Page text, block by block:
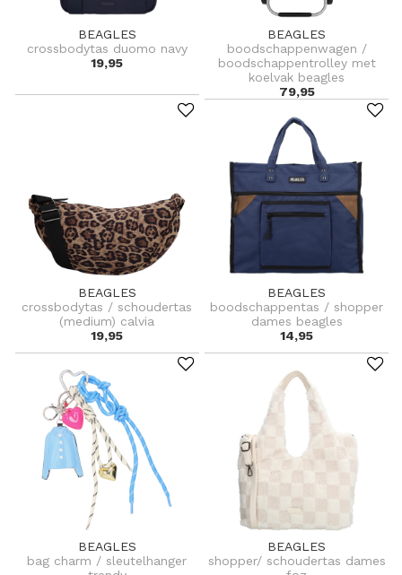
BEAGLES
crossbodytas duomo navy
19,95
BEAGLES
boodschappenwagen /
boodschappentrolley met
koelvak beagles
79,95
BEAGLES
crossbodytas / schoudertas
(medium) calvia
19,95
BEAGLES
boodschappentas / shopper
dames beagles
14,95
BEAGLES
bag charm / sleutelhanger
BEAGLES
shopper/ schoudertas dames